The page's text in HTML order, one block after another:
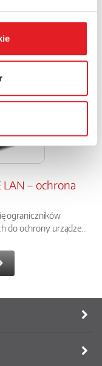
– ochrona
ograniczników
do ochrony urządze...